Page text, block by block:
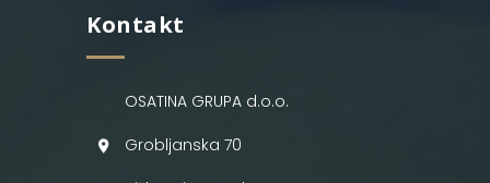
Kontakt
OSATINA GRUPA d.o.o.
Grobljanska 70